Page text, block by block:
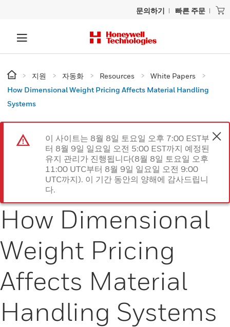
문의하기 빠른 주문
지원 자동화 Resources
White Papers
How Dimensional Weight Pricing Affects Material Handling
Systems
이 사이트는 8월 8일 토요일 오후 7:00 EST부
터 8월 9일 일요일 오전 5:00 EST까지 예정된
유지 관리가 진행됩니다(8월 8일 토요일 오후
11:00 UTC부터 8월 9일 일요일 오전 9:00
UTC까지). 이 기간 동안의 양해에 감사드립니
다.
How Dimensional
Weight Pricing
Affects Material
Handling Systems